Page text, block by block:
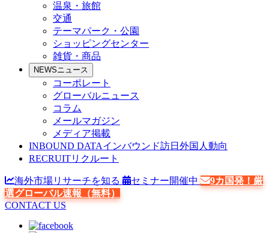
温泉・旅館
交通
テーマパーク・公園
ショッピングセンター
雑貨・商品
NEWSニュース
コーポレート
グローバルニュース
コラム
メールマガジン
メディア掲載
INBOUND DATAインバウンド訪日外国人動向
RECRUITリクルート
海外市場リサーチを知る セミナー開催中
9カ国発！厳
選グローバル速報（無料）
CONTACT US